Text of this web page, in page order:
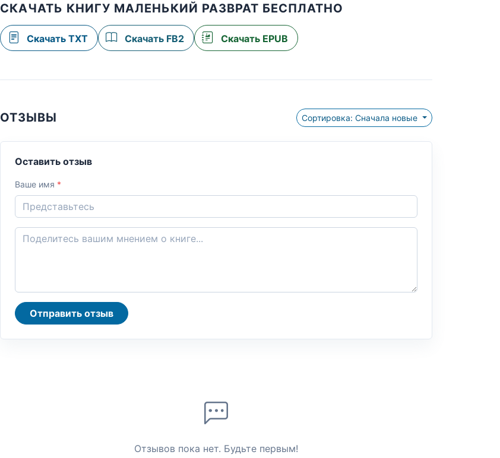
СКАЧАТЬ КНИГУ МАЛЕНЬКИЙ РАЗВРАТ БЕСПЛАТНО
Скачать TXT Скачать FB2 Скачать EPUB
ОТЗЫВЫ Сортировка: Сначала новые
Оставить отзыв
Ваше имя *
Отправить отзыв
Отзывов пока нет. Будьте первым!